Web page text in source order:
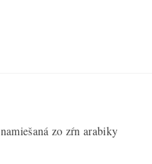
namiešaná zo zŕn arabiky